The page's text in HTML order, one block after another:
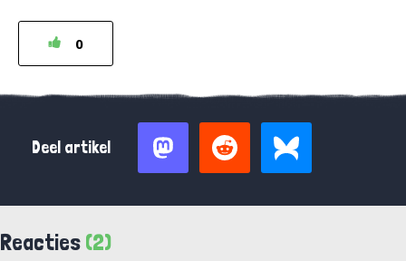
0
Deel artikel
Reacties (2)